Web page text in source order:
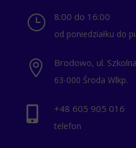
} 8:00 do 16:00
od poniedziałku do
 Brodowo, ul.
63-000 Środa Wlkp.
 +48 ‭605 905 016‬
telefon